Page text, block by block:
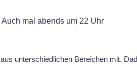
mal abends um 22 Uhr
unterschiedlichen Bereichen mit.